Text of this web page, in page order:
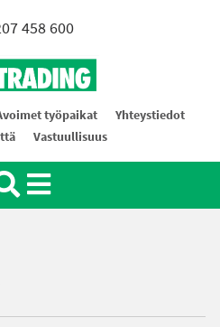
458 600
Ab työpaikat
Yhteystiedot
Vastuullisuus